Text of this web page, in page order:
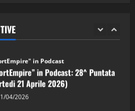
04/2026
in Podcast
in Podcast: 28^ Puntata
21 Aprile 2026)
04/2026